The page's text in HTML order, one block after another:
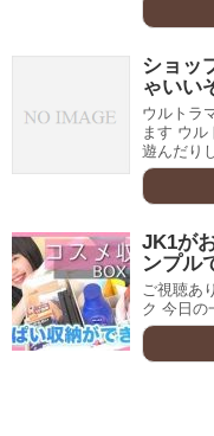
ショッ
ゃいい
ウルトラ
ます ウ
遊んだり
JK1が
ンプル
ご視聴あ
ク 今日の